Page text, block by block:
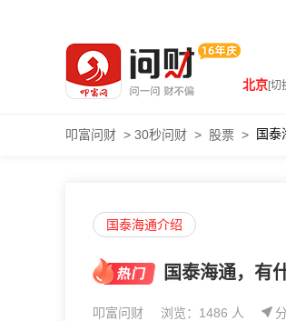
北京[切
叩富问财 > 30秒问财 > 股票 > 国泰
国泰海通介绍
国泰海通，有
叩富问财 浏览：1486 人